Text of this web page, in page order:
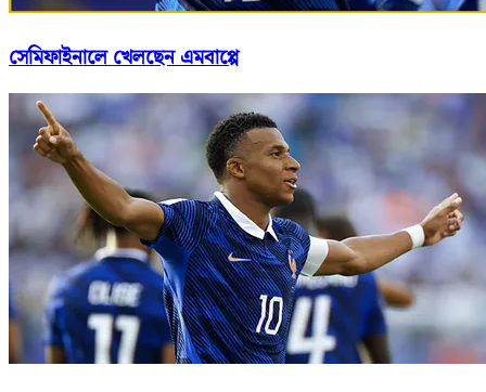
সেমিফাইনালে খেলছেন এমবাপ্পে